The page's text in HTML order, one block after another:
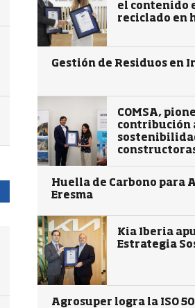
el contenido
reciclado en
Gestión de Residuos en
COMSA,
contribución
Huella de Carbono para
Eresma
Kia Iberia
Estrategia
Agrosuper logra la ISO